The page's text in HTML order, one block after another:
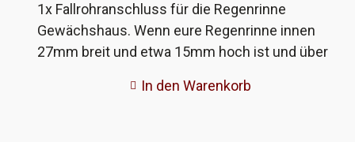
1x Fallrohranschluss für die Regenrinne
Gewächshaus. Wenn eure Regenrinne innen
27mm breit und etwa 15mm hoch ist und über
dann könnten diese passen. Wenn nicht, gebt
In den Warenkorb